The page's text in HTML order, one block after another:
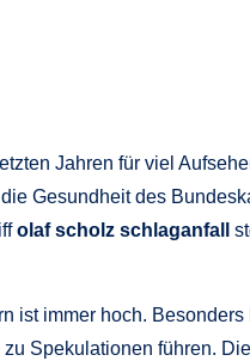
Jahren für viel
Gesundheit des
olaf scholz schlaganfall
ist immer hoch.
Spekulationen führen.